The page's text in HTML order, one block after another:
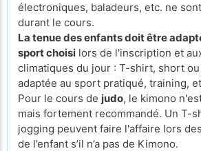
électroniques, baladeurs, etc. ne
durant le cours.
La tenue des enfants doit être
sport choisi lors de l'inscription et
climatiques du jour : T-shirt, short
adaptée au sport pratiqué, training,
Pour le cours de judo, le kimono
mais fortement recommandé. Un T-
jogging peuvent faire l'affaire lors
de l’enfant s’il n’a pas de Kimono.